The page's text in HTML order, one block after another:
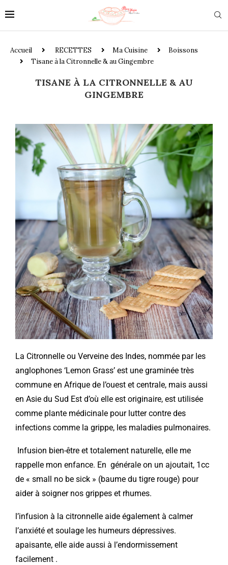
Accueil RECETTES Ma Cuisine
Boissons
Tisane à la Citronnelle & au Gingembre
TISANE À LA CITRONNELLE & AU
GINGEMBRE
La Citronnelle ou Verveine des Indes, nommée par les
anglophones ‘Lemon Grass’ est une graminée très
commune en Afrique de l’ouest et centrale, mais aussi
en Asie du Sud Est d’où elle est originaire, est utilisée
comme plante médicinale pour lutter contre des
infections comme la grippe, les maladies pulmonaires.
Infusion bien-être et totalement naturelle, elle me
rappelle mon enfance. En générale on un ajoutait, 1cc
de « small no be sick » (baume du tigre rouge) pour
aider à soigner nos grippes et rhumes.
l’infusion à la citronnelle aide également à calmer
l’anxiété et soulage les humeurs dépressives.
apaisante, elle aide aussi à l’endormissement
facilement .